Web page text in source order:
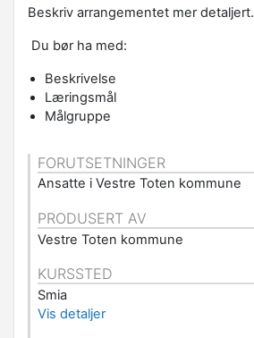
Beskriv arrangementet mer detaljert.
Du bør ha med:
Beskrivelse
Læringsmål
Målgruppe
FORUTSETNINGER
Ansatte i Vestre Toten kommune
PRODUSERT AV
Vestre Toten kommune
KURSSTED
Smia
Vis detaljer